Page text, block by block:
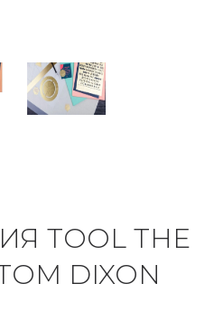
TOOL THE
DIXON